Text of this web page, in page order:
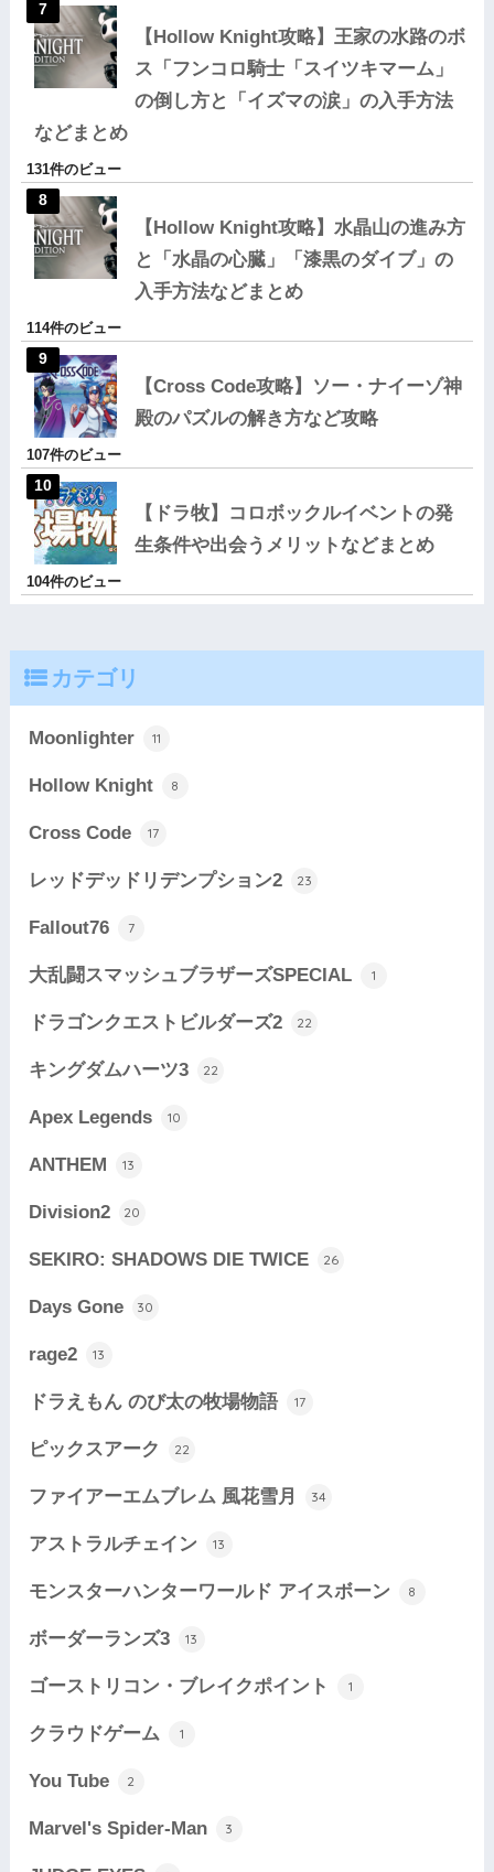
【Hollow Knight攻略】王家の水路のボ
ス「フンコロ騎士「スイツキマーム」
の倒し方と「イズマの涙」の入手方法
などまとめ
131件のビュー
【Hollow Knight攻略】水晶山の進み方
と「水晶の心臓」「漆黒のダイブ」の
入手方法などまとめ
114件のビュー
【Cross Code攻略】ソー・ナイーゾ神
殿のパズルの解き方など攻略
107件のビュー
【ドラ牧】コロボックルイベントの発
生条件や出会うメリットなどまとめ
104件のビュー
カテゴリ
Moonlighter 11
Hollow Knight 8
Cross Code 17
レッドデッドリデンプション2 23
Fallout76 7
大乱闘スマッシュブラザーズSPECIAL 1
ドラゴンクエストビルダーズ2 22
キングダムハーツ3 22
Apex Legends 10
ANTHEM 13
Division2 20
SEKIRO: SHADOWS DIE TWICE 26
Days Gone 30
rage2 13
ドラえもん のび太の牧場物語 17
ピックスアーク 22
ファイアーエムブレム 風花雪月 34
アストラルチェイン 13
モンスターハンターワールド アイスボーン 8
ボーダーランズ3 13
ゴーストリコン・ブレイクポイント 1
クラウドゲーム 1
You Tube 2
Marvel's Spider-Man 3